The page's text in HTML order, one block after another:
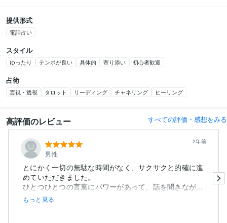
提供形式
電話占い
スタイル
ゆったり テンポが良い 具体的 寄り添い 初心者歓迎
占術
霊視・透視 タロット リーディング チャネリング ヒーリング
高評価のレビュー すべての評価・感想をみる
男性
2年前
とにかく一切の無駄な時間がなく、サクサクと的確に進
めていただきました。
ひとつひとつの言葉にパワーがあって、話を聞きなが...
もっと見る